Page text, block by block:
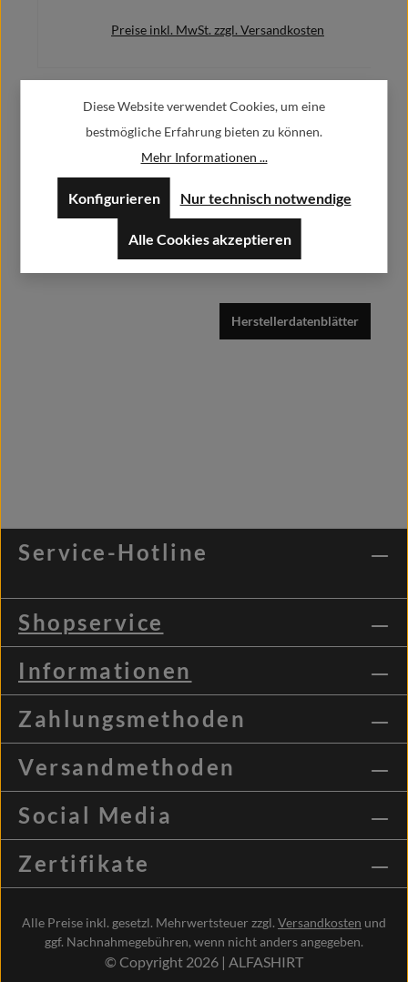
Preise inkl. MwSt. zzgl. Versandkosten
Herstellerinformationen:
Alfa GmbH / Alfashirt
52379 Langerwehe
info@alfashirt.de
Herstellerdatenblätter
Service-Hotline
Shopservice
Informationen
Zahlungsmethoden
Versandmethoden
Social Media
Zertifikate
Alle Preise inkl. gesetzl. Mehrwertsteuer zzgl. Versandkosten und
ggf. Nachnahmegebühren, wenn nicht anders angegeben.
© Copyright 2026 | ALFASHIRT
Diese Website verwendet Cookies, um eine
bestmögliche Erfahrung bieten zu können.
Mehr Informationen ...
Nur technisch notwendige
Konfigurieren
Alle Cookies akzeptieren